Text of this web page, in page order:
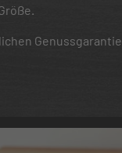
Genussgarantie.